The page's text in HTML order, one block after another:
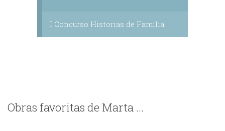
I Concurso Historias de Familia
Obras favoritas de Marta ...